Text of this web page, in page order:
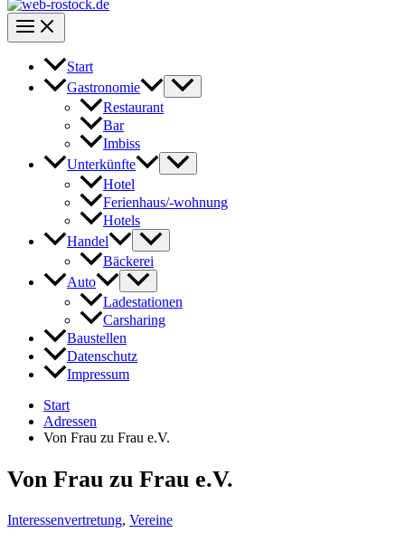
Start
Gastronomie
Restaurant
Bar
Imbiss
Unterkünfte
Hotel
Ferienhaus/-wohnung
Hotels
Handel
Bäckerei
Auto
Ladestationen
Carsharing
Baustellen
Datenschutz
Impressum
Start
Adressen
Von Frau zu Frau e.V.
Von Frau zu Frau e.V.
Interessenvertretung, Vereine